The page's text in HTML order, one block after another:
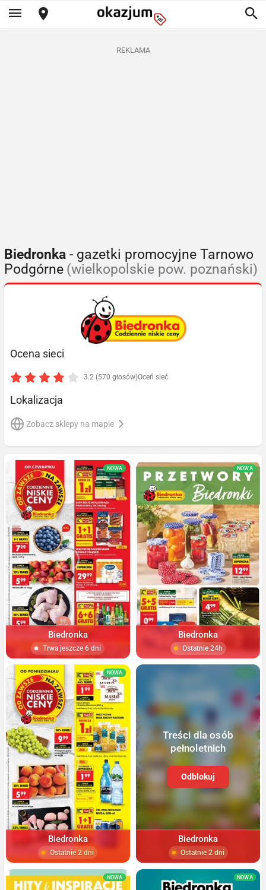
REKLAMA
Biedronka - gazetki promocyjne Tarnowo
Podgórne (wielkopolskie pow. poznański)
Ocena sieci
3.2 (570 głosów)Oceń sieć
Lokalizacja
Zobacz sklepy na mapie
NOWA
Biedronka
Trwa jeszcze 6 dni
NOWA
Biedronka
Ostatnie 24h
NOWA
Biedronka
Ostatnie 2 dni
Treści dla osób
pełnoletnich
Odblokuj
Biedronka
Ostatnie 2 dni
NOWA NOWA